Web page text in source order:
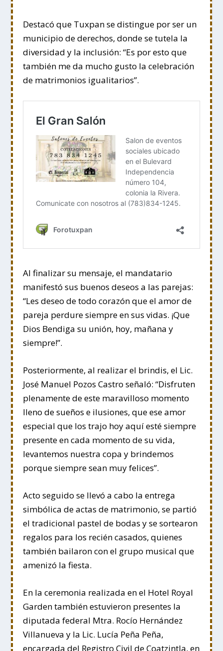
Destacó que Tuxpan se distingue por ser un
municipio de derechos, donde se tutela la
diversidad y la inclusión: “Es por esto que
también me da mucho gusto la celebración
de matrimonios igualitarios”.
Al finalizar su mensaje, el mandatario
manifestó sus buenos deseos a las parejas:
“Les deseo de todo corazón que el amor de
pareja perdure siempre en sus vidas. ¡Que
Dios Bendiga su unión, hoy, mañana y
siempre!”.
Posteriormente, al realizar el brindis, el Lic.
José Manuel Pozos Castro señaló: “Disfruten
plenamente de este maravilloso momento
lleno de sueños e ilusiones, que ese amor
especial que los trajo hoy aquí esté siempre
presente en cada momento de su vida,
levantemos nuestra copa y brindemos
porque siempre sean muy felices”.
Acto seguido se llevó a cabo la entrega
simbólica de actas de matrimonio, se partió
el tradicional pastel de bodas y se sortearon
regalos para los recién casados, quienes
también bailaron con el grupo musical que
amenizó la fiesta.
En la ceremonia realizada en el Hotel Royal
Garden también estuvieron presentes la
diputada federal Mtra. Rocío Hernández
Villanueva y la Lic. Lucía Peña Peña,
encargada del Registro Civil de Coatzintla, en